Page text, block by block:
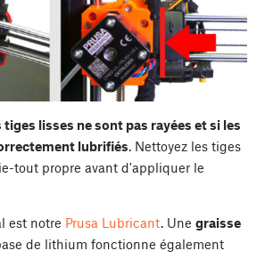
lisses ne sont pas rayées et si les
lubrifiés. Nettoyez les tiges
tout propre avant d'appliquer le
est notre Prusa Lubricant. Une graisse
de lithium fonctionne également